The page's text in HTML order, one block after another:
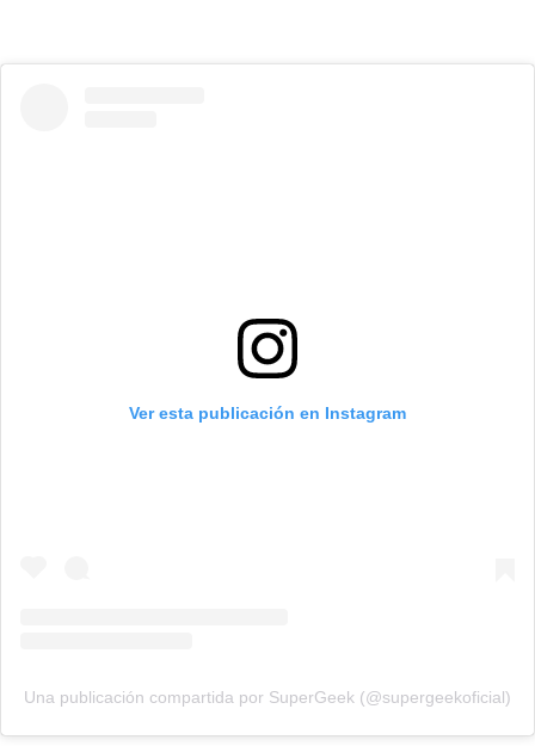
Ver esta publicación en Instagram
Una publicación compartida por SuperGeek (@supergeekoficial)